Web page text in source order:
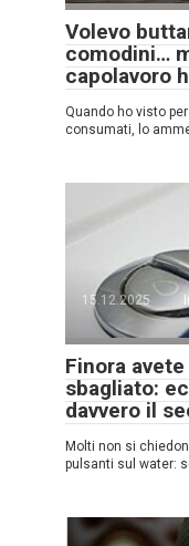
Volevo
comodini…
capolavoro
Quando ho visto
consumati, lo
15.12.2025
Finora
sbagliato:
davvero il
Molti non si
pulsanti sul water: